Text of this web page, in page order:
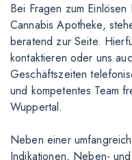
Bei Fragen zum
Cannabis Apotheke,
beratend zur Seite.
kontaktieren oder uns
Geschäftszeiten
und kompetentes Team
Wuppertal.
Neben einer
Indikationen, Neben-